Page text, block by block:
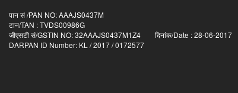
पान सं /PAN NO: AAAJS0437M
टान/TAN : TVDS00986G
जीएसटी सं/GSTIN NO: 32AAAJS0437M1Z4 दिनांक/Date : 28-06-2017
DARPAN ID Number: KL / 2017 / 0172577